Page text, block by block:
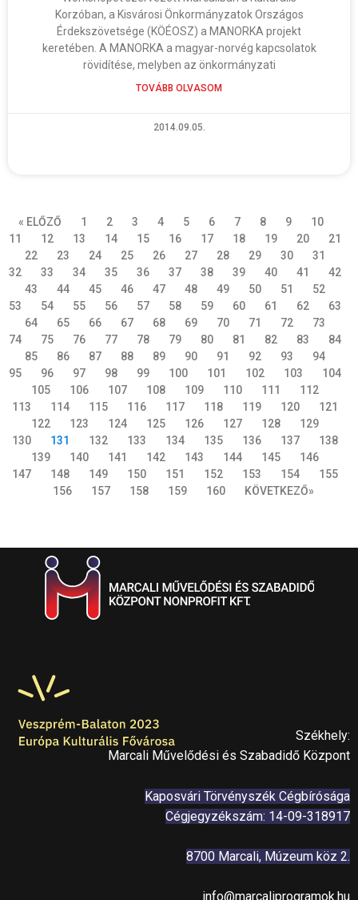
Korzóban, a Kisvárosi Önkormányzatok Országos
Érdekszövetsége (KÖÉOSZ) a MANORKA projekt
keretében. A MANORKA a magyar-norvég kapcsolatok
rövidítése, melyben az önkormányzati
TOVÁBB OLVASOM
2014.09.05.
« ELŐZŐ 1 2 3 4 5 6 7 8 9
10
11
12 13 14 15 16 17 18 19 20
21
22
23 24 25 26 27 28 29 30
31
32
33 34 35 36 37 38 39 40 41
42
43
44 45 46 47 48 49 50 51
52
53
54 55 56 57 58 59 60 61 62
63
64
65 66 67 68 69 70 71 72
73
74
75 76 77 78 79 80 81 82 83
84
85
86 87 88 89 90 91 92 93
94
95
96 97 98 99 100 101 102 103
104
105
106 107 108 109 110 111
112
113
114 115 116 117 118 119 120
121
122
123 124 125 126 127 128
129
130
131 132 133 134 135 136 137
138
139
140 141 142 143 144 145
146
147
148 149 150 151 152 153 154
155
156
157 158 159 160 KÖVETKEZŐ»
Székhely:
Marcali Művelődési és Szabadidő Központ
Kaposvári Törvényszék Cégbírósága
Cégjegyzékszám: 14-09-318917
8700 Marcali, Múzeum köz 2.
info@marcaliprogramok.hu